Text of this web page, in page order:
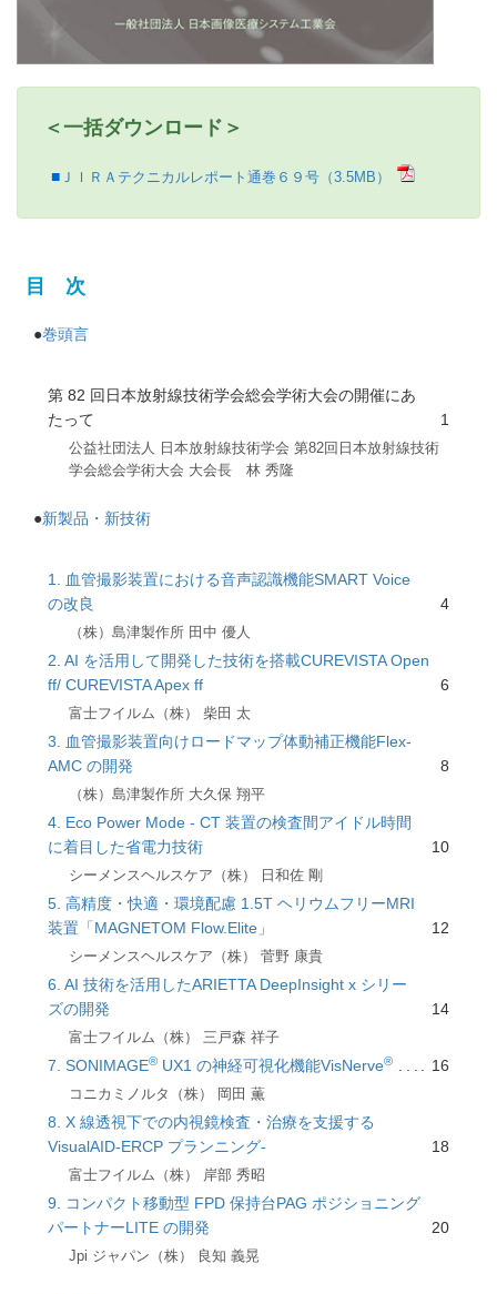
＜一括ダウンロード＞
ＪＩＲＡテクニカルレポート通巻６９号（3.5MB）
目 次
●巻頭言
第 82 回日本放射線技術学会総会学術大会の開催にあ
たって
1
公益社団法人 日本放射線技術学会 第82回日本放射線技術
学会総会学術大会 大会長 林 秀隆
●新製品・新技術
1. 血管撮影装置における音声認識機能SMART Voice
の改良
4
（株）島津製作所 田中 優人
2. AI を活用して開発した技術を搭載CUREVISTA Open
ff/ CUREVISTA Apex ff
6
富士フイルム（株） 柴田 太
3. 血管撮影装置向けロードマップ体動補正機能Flex-
AMC の開発
8
（株）島津製作所 大久保 翔平
4. Eco Power Mode - CT 装置の検査間アイドル時間
に着目した省電力技術
10
シーメンスヘルスケア（株） 日和佐 剛
5. 高精度・快適・環境配慮 1.5T ヘリウムフリーMRI
装置「MAGNETOM Flow.Elite」
12
シーメンスヘルスケア（株） 菅野 康貴
6. AI 技術を活用したARIETTA DeepInsight x シリー
ズの開発
14
富士フイルム（株） 三戸森 祥子
7. SONIMAGE® UX1 の神経可視化機能VisNerve® 16
コニカミノルタ（株） 岡田 薫
8. X 線透視下での内視鏡検査・治療を支援する
VisualAID-ERCP プランニング-
18
富士フイルム（株） 岸部 秀昭
9. コンパクト移動型 FPD 保持台PAG ポジショニング
パートナーLITE の開発
20
Jpi ジャパン（株） 良知 義晃